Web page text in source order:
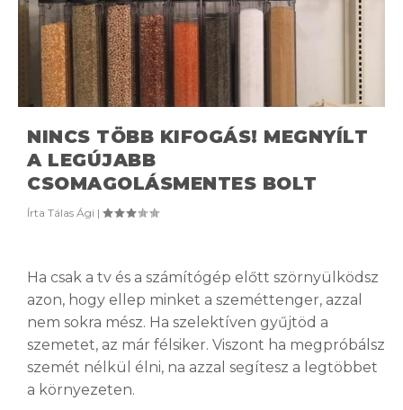
NINCS TÖBB KIFOGÁS! MEGNYÍLT
A LEGÚJABB
CSOMAGOLÁSMENTES BOLT
Írta Tálas Ági |
Ha csak a tv és a számítógép előtt szörnyülködsz
azon, hogy ellep minket a szeméttenger, azzal
nem sokra mész. Ha szelektíven gyűjtöd a
szemetet, az már félsiker. Viszont ha megpróbálsz
szemét nélkül élni, na azzal segítesz a legtöbbet
a környezeten.